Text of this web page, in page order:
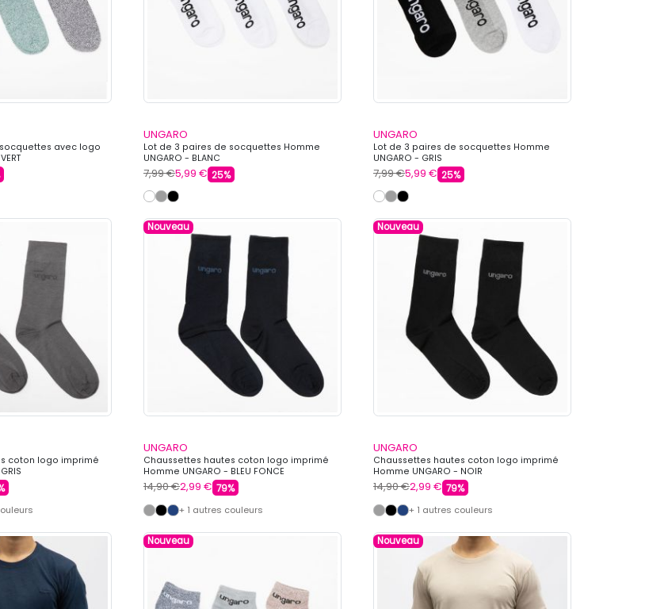
avec logo
UNGARO
Lot de 3 paires de socquettes Homme
UNGARO - BLANC
7,99 €5,99 € 25%
UNGARO
Lot de 3 paires de socquettes Homme
UNGARO - GRIS
7,99 €5,99 € 25%
coton logo imprimé
Nouveau
UNGARO
Chaussettes hautes coton logo imprimé
Homme UNGARO - BLEU FONCE
14,90 €2,99 € 79%
+ 1 autres couleurs
Nouveau
UNGARO
Chaussettes hautes coton logo imprimé
Homme UNGARO - NOIR
14,90 €2,99 € 79%
+ 1 autres couleurs
Nouveau Nouveau